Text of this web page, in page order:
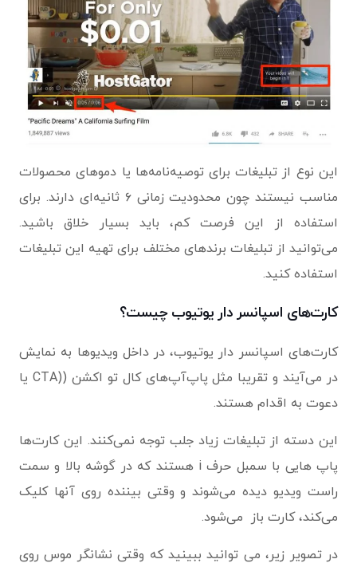
این نوع از تبلیغات برای توصیه‌نامه‌ها یا دموهای محصولات
مناسب نیستند چون محدودیت زمانی ۶ ثانیه‌ای دارند. برای
استفاده از این فرصت کم، باید بسیار خلاق باشید.
می‌توانید از تبلیغات برندهای مختلف برای تهیه این تبلیغات
استفاده کنید.
کارت‌های اسپانسر دار یوتیوب چیست؟
کارت‌های اسپانسر دار یوتیوب، در داخل ویدیوها به نمایش
در می‌آیند و تقریبا مثل پاپ‌آپ‌های کال تو اکشن ((CTA یا
دعوت به اقدام هستند.
این دسته از تبلیغات زیاد جلب توجه نمی‌کنند. این کارت‌ها
پاپ هایی با سمبل حرف i هستند که در گوشه بالا و سمت
راست ویدیو دیده می‌شوند و وقتی بیننده روی آنها کلیک
می‌کند، کارت باز می‌شود.
در تصویر زیر، می توانید ببینید که وقتی نشانگر موس روی